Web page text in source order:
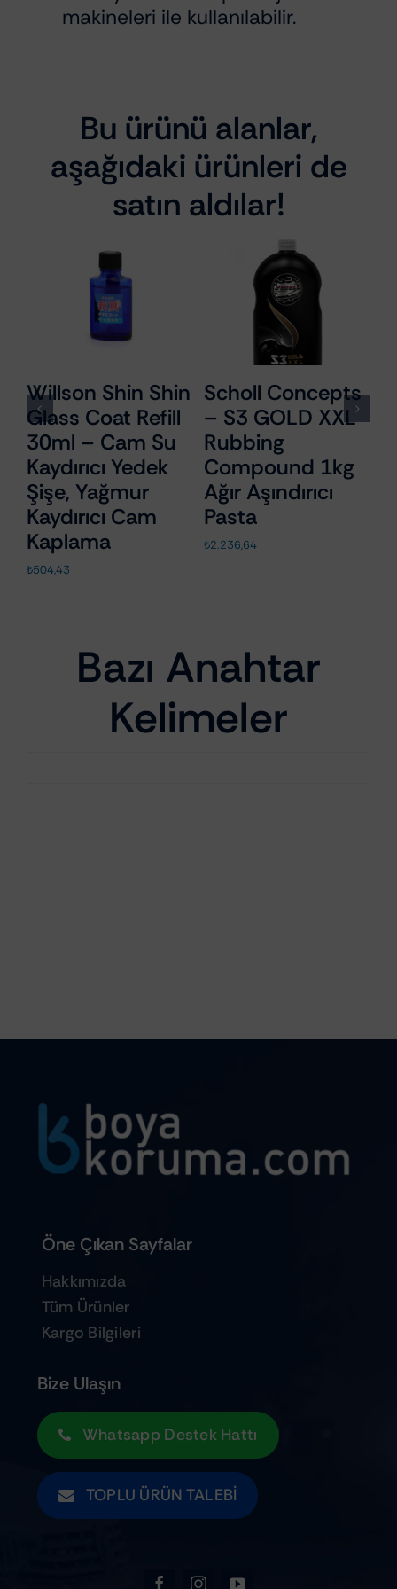
makineleri ile kullanılabilir.
Bu ürünü alanlar,
aşağıdaki ürünleri de
satın aldılar!
Willson Shin Shin
Glass Coat Refill
30ml – Cam Su
Kaydırıcı Yedek
Şişe, Yağmur
Kaydırıcı Cam
Kaplama
₺504,43
Scholl Concepts
– S3 GOLD XXL
Rubbing
Compound 1kg
Ağır Aşındırıcı
Pasta
₺2.236,64
Bazı Anahtar
Kelimeler
Öne Çıkan Sayfalar
Hakkımızda
Tüm Ürünler
Kargo Bilgileri
Bize Ulaşın
Whatsapp Destek Hattı
TOPLU ÜRÜN TALEBI